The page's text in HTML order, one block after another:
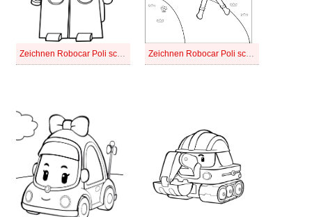
Zeichnen Robocar Poli schlicht bei Kindern Zeichnen Robocar Poli schlicht